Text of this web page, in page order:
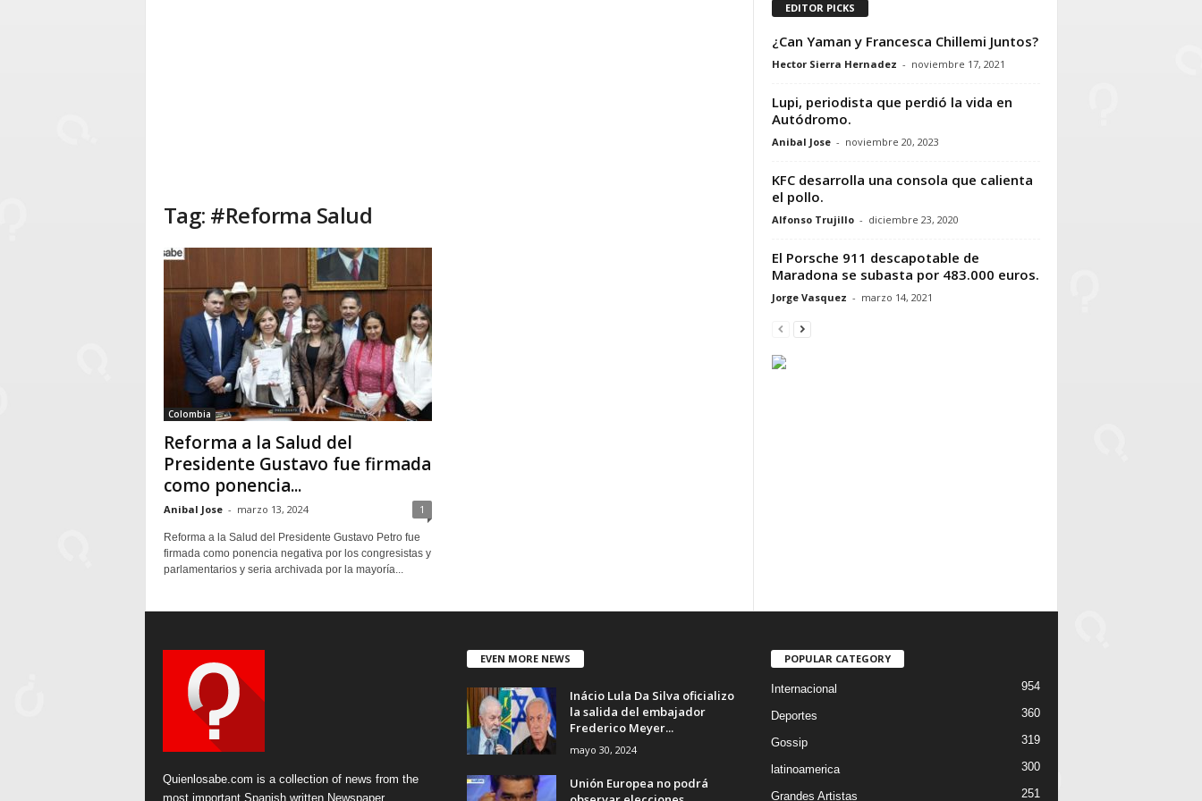
Tag: #Reforma Salud
Colombia
Reforma a la Salud del
Presidente Gustavo fue firmada
como ponencia...
Anibal Jose - marzo 13, 2024 1
Reforma a la Salud del Presidente Gustavo Petro fue
firmada como ponencia negativa por los congresistas y
parlamentarios y seria archivada por la mayoría...
EDITOR PICKS
¿Can Yaman y Francesca Chillemi Juntos?
Hector Sierra Hernadez - noviembre 17, 2021
Lupi, periodista que perdió la vida en
Autódromo.
Anibal Jose - noviembre 20, 2023
KFC desarrolla una consola que calienta
el pollo.
Alfonso Trujillo - diciembre 23, 2020
El Porsche 911 descapotable de
Maradona se subasta por 483.000 euros.
Jorge Vasquez - marzo 14, 2021
Quienlosabe.com is a collection of news from the
most important Spanish written Newspaper.
EVEN MORE NEWS
Inácio Lula Da Silva oficializo
la salida del embajador
Frederico Meyer...
mayo 30, 2024
Unión Europea no podrá
POPULAR CATEGORY
Internacional 954
Deportes 360
Gossip 319
latinoamerica 300
Grandes Artistas 251